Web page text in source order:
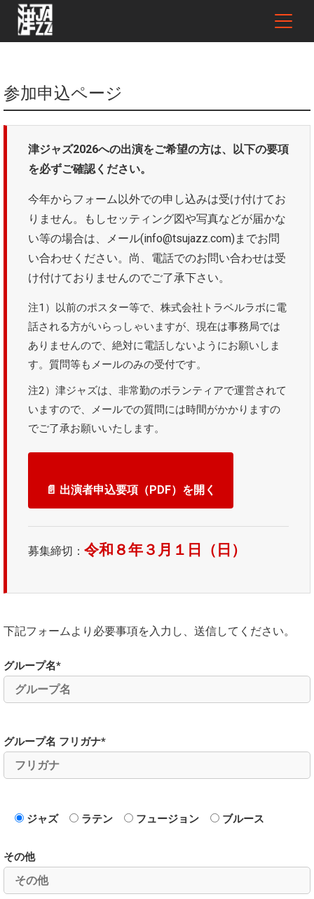
参加申込ページ
津ジャズ2026への出演をご希望の方は、以下の要項
を必ずご確認ください。
今年からフォーム以外での申し込みは受け付けてお
りません。もしセッティング図や写真などが届かな
い等の場合は、メール(info@tsujazz.com)までお問
い合わせください。尚、電話でのお問い合わせは受
け付けておりませんのでご了承下さい。
注1）以前のポスター等で、株式会社トラベルラボに電
話される方がいらっしゃいますが、現在は事務局では
ありませんので、絶対に電話しないようにお願いしま
す。質問等もメールのみの受付です。
注2）津ジャズは、非常勤のボランティアで運営されて
いますので、メールでの質問には時間がかかりますの
でご了承お願いいたします。
📄 出演者申込要項（PDF）を開く
募集締切： 令和８年３月１日（日）
下記フォームより必要事項を入力し、送信してください。
グループ名*
グループ名 フリガナ*
ジャズ ラテン フュージョン ブルース
その他